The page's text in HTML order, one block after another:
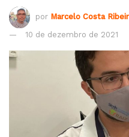
por Marcelo Costa
10 de dezembro de 2021